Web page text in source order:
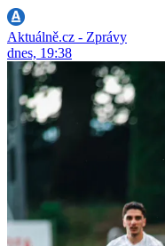
Aktuálně.cz - Zprávy
dnes, 19:38